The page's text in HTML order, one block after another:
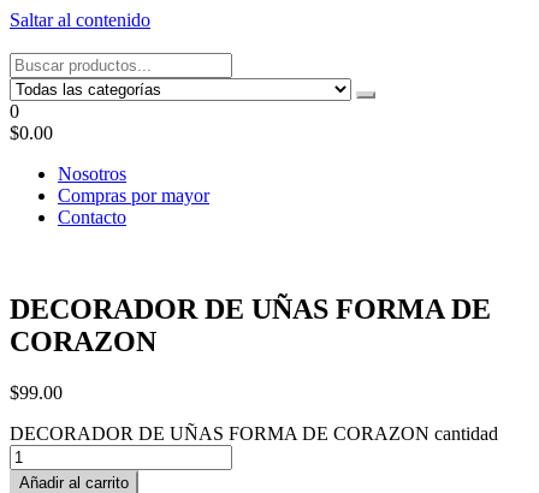
Saltar al contenido
Tel: 22087679 – Cel: 097 822122 – Joaquín Requena 2459
0
$0.00
Nosotros
Compras por mayor
Contacto
DECORADOR DE UÑAS FORMA DE
CORAZON
$99.00
DECORADOR DE UÑAS FORMA DE CORAZON cantidad
Añadir al carrito